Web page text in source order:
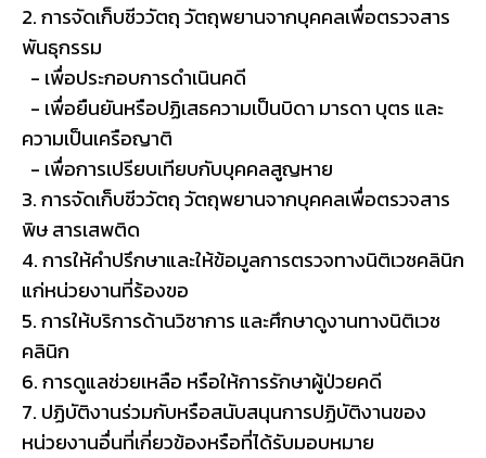
2. การจัดเก็บชีววัตถุ วัตถุพยานจากบุคคลเพื่อตรวจสาร
พันธุกรรม
- เพื่อประกอบการดำเนินคดี
- เพื่อยืนยันหรือปฏิเสธความเป็นบิดา มารดา บุตร และ
ความเป็นเครือญาติ
- เพื่อการเปรียบเทียบกับบุคคลสูญหาย
3. การจัดเก็บชีววัตถุ วัตถุพยานจากบุคคลเพื่อตรวจสาร
พิษ สารเสพติด
4. การให้คำปรึกษาและให้ข้อมูลการตรวจทางนิติเวชคลินิก
แก่หน่วยงานที่ร้องขอ
5. การให้บริการด้านวิชาการ และศึกษาดูงานทางนิติเวช
คลินิก
6. การดูแลช่วยเหลือ หรือให้การรักษาผู้ป่วยคดี
7. ปฏิบัติงานร่วมกับหรือสนับสนุนการปฏิบัติงานของ
หน่วยงานอื่นที่เกี่ยวข้องหรือที่ได้รับมอบหมาย